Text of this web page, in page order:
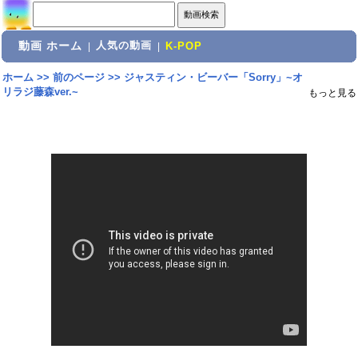
動画 ホーム 人気の動画 K-POP
ホーム>> 前のページ>> ジャスティン・ビーバー「Sorry」~オ
リラジ藤森ver.~
もっと見る